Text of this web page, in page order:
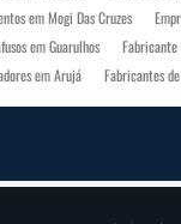
em Mogi Das Cruzes
em Guarulhos
Fabricante
em Arujá
Fabricantes
Industriais em Guarulhos
Parafusos em São Paulo